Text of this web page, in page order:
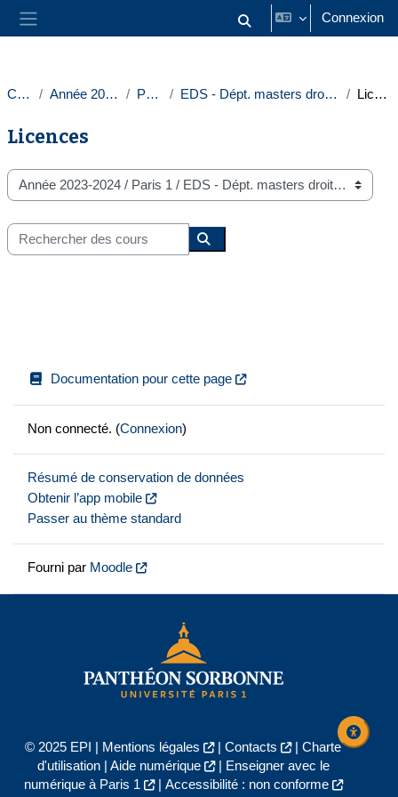
Panneau latéral Activer/désactiver la saisie
Connexion
Cours Année 2023-2024 Paris 1 EDS - Dépt. masters droit intern. europ. Licences
Licences
Catégories de cours
Rechercher des cours
Documentation pour cette page
Non connecté. (Connexion)
Résumé de conservation de données
Obtenir l’app mobile
Passer au thème standard
Fourni par Moodle
© 2025 EPI | Mentions légales | Contacts | Charte
d'utilisation| Aide numérique |
Enseigner avec le
numérique à Paris 1
| Accessibilité : non conforme